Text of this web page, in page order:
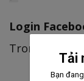
Login
Trong file
Tải
Bạn